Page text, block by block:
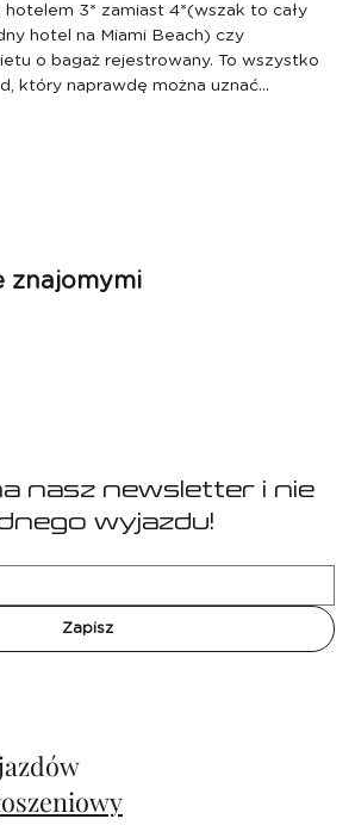
3* zamiast 4*(wszak to cały
hotel na Miami Beach) czy
o bagaż rejestrowany. To wszystko
który naprawdę można uznać…
znajomymi
nasz newsletter i nie
wyjazdu!
Zapisz